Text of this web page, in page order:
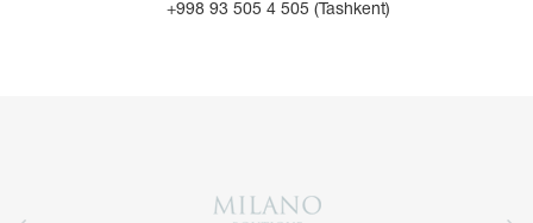
+998 93 505 4 505 (Tashkent)